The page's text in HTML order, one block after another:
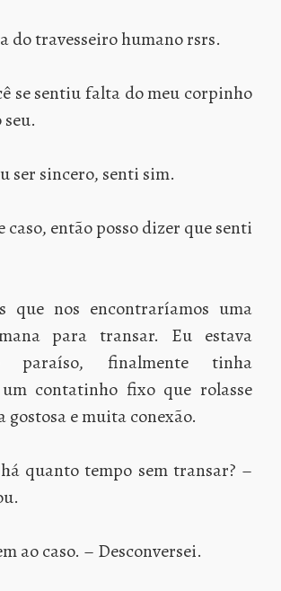
do travesseiro humano rsrs.
se sentiu falta do meu corpinho
ser sincero, senti sim.
caso, então posso dizer que senti
que nos encontraríamos uma
para transar. Eu estava
paraíso, finalmente tinha
contatinho fixo que rolasse
gostosa e muita conexão.
quanto tempo sem transar? –
ao caso. – Desconversei.